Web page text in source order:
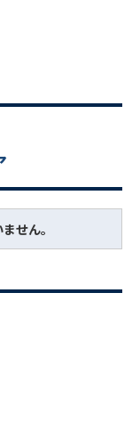
せん。